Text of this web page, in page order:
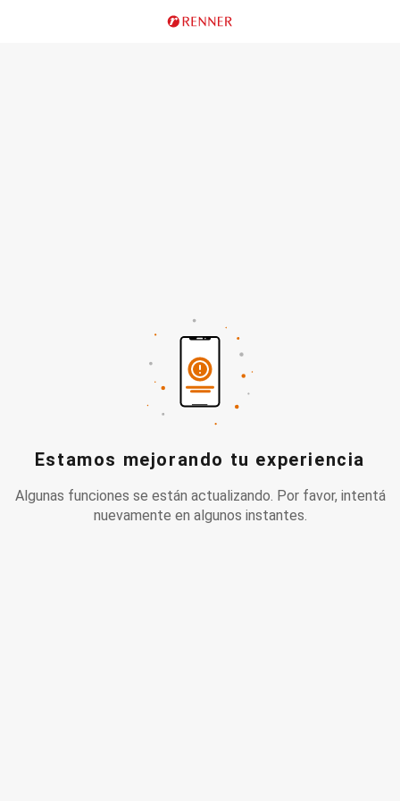
Estamos mejorando tu experiencia
Algunas funciones se están actualizando. Por favor, intentá
nuevamente en algunos instantes.